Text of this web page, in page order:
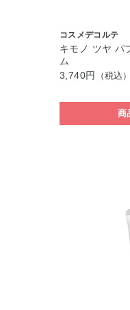
コスメデコルテ
キモノ ツヤ パ
ム
3,740円
（税込
商